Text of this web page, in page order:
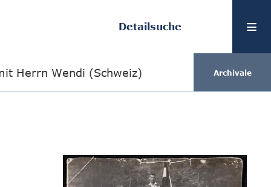
Detailsuche
Herrn Wendi (Schweiz) Archivale